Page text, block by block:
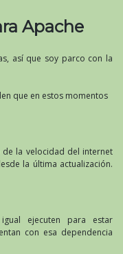
Apache
así que soy parco con la
que en estos momentos
la velocidad del internet
la última actualización.
ejecuten para estar
con esa dependencia